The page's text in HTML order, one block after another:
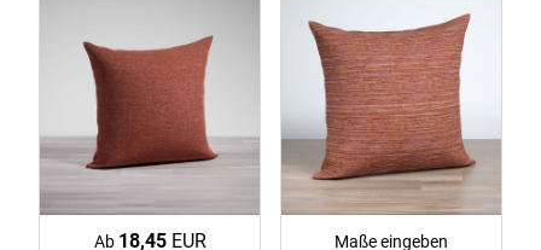
Ab 18,45EUR Maße eingeben